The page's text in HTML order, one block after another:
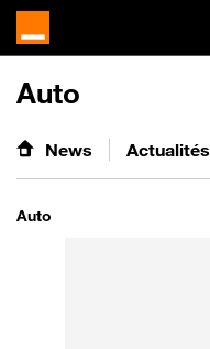
Auto
News Actualités
Auto